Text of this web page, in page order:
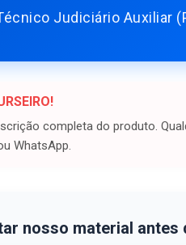
Judiciário Auxiliar
completa do produto.
WhatsApp.
nosso material antes